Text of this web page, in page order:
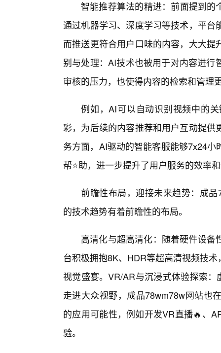
智能推荐算法的精进：前面提到
通过机器学习、深度学习等技术，平
而推送更符合用户口味的内容，大大
别与处理：AI技术也被用于对内容进
审核的压力，也使得内容的检索和管理
例如，AI可以自动识别视频中的
彩，为后续的内容推荐和用户互动提
务方面，AI驱动的智能客服能够7x24
帮⭐助，进一步提升了用户服务的效率
前瞻性布局，迎接未来趋势：成
的技术趋势有着前瞻性的布局。
高清化与超高清化：随着硬件设
台积极拥抱8K、HDR等超高清视频技
视觉盛宴。VR/AR与沉浸式体验探索
走进大众视野，成品78wm78w网站也
的应用可能性，例如开发VR直播🔥、
验。